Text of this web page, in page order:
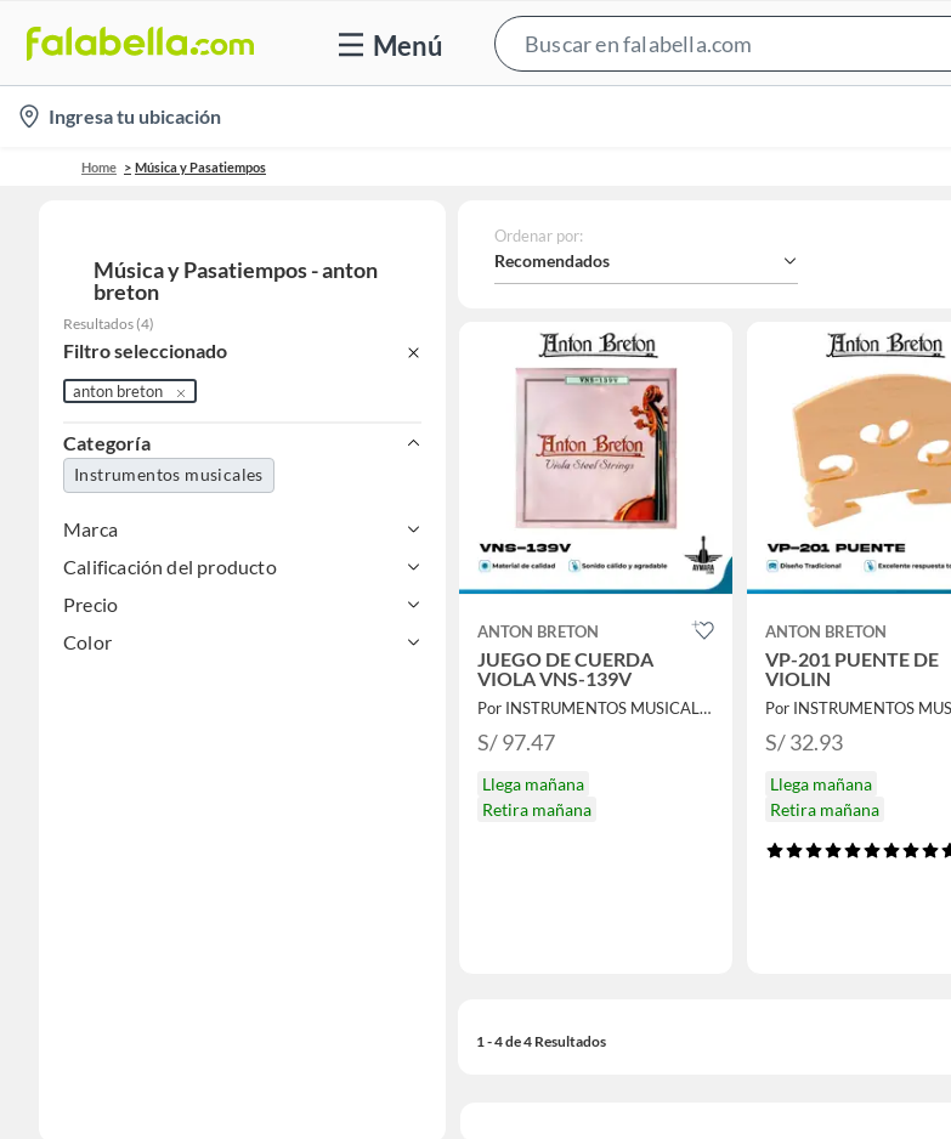
Menú
Bar
location-
icon
Ingresa tu ubicación
Home Música y Pasatiempos
Música y Pasatiempos - anton
breton
Resultados (4)
Filtro seleccionado
anton breton
Categoría
Instrumentos musicales
Marca
Calificación del producto
Precio
Color
Ordenar por:
Recomendados
ANTON BRETON
JUEGO DE CUERDA
VIOLA VNS-139V
Por INSTRUMENTOS MUSICALES AYMARA
S/ 97.47
Llega mañana
Retira mañana
ANTON BRETON
VP-201 PUENTE DE
VIOLIN
S/ 32.93
Llega mañana
Retira mañana
1 - 4 de 4 Resultados